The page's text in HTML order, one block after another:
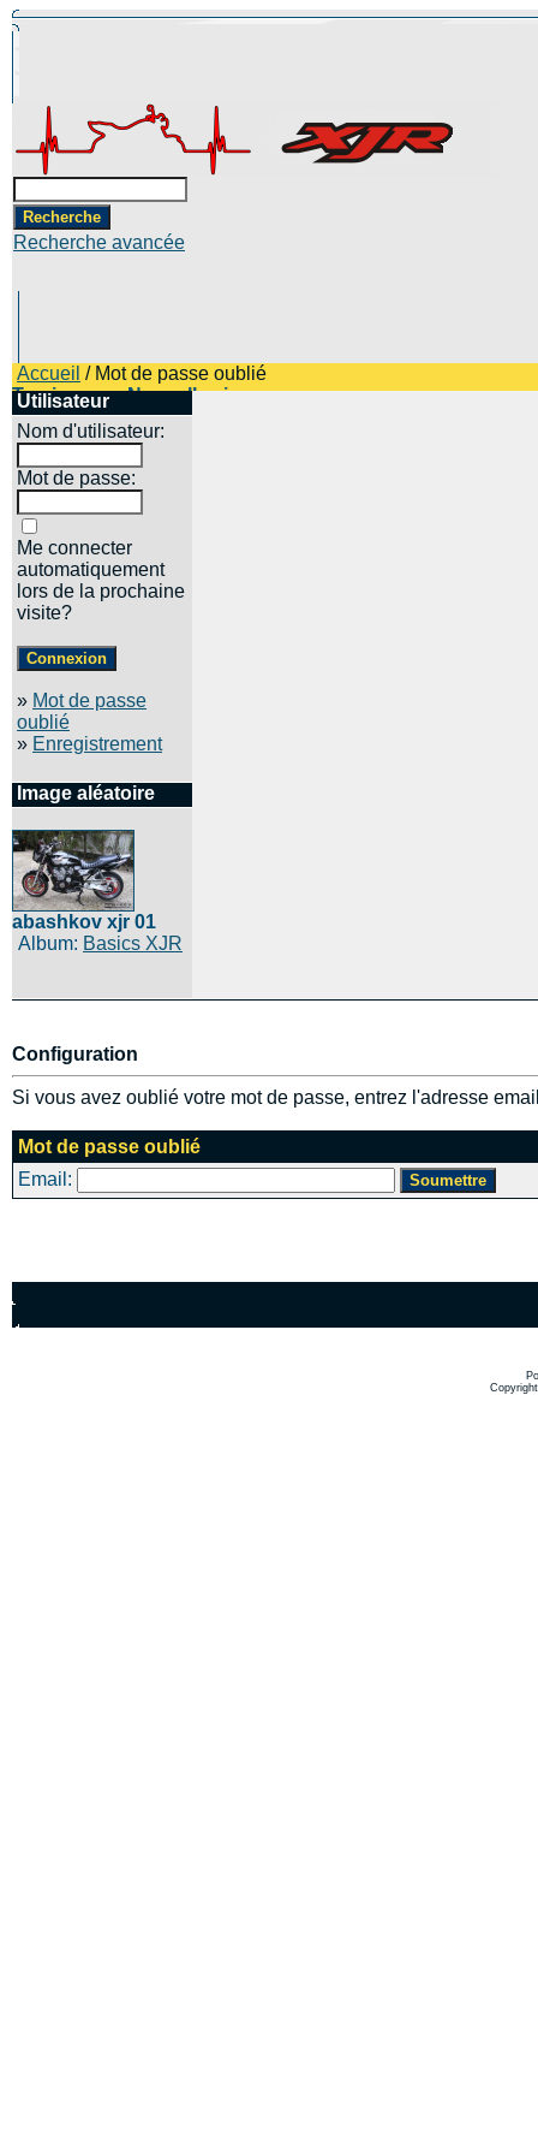
Recherche avancée
Accueil / Mot de passe oublié
Top images Nouvelles images
Utilisateur
Nom d'utilisateur:
Mot de passe:
Me connecter
automatiquement
lors de la prochaine
visite?
» Mot de passe
oublié
» Enregistrement
Image aléatoire
abashkov xjr 01
Album: Basics XJR
Configuration
Si vous avez oublié votre mot de passe, entrez l'adresse
Mot de passe oublié
Email: